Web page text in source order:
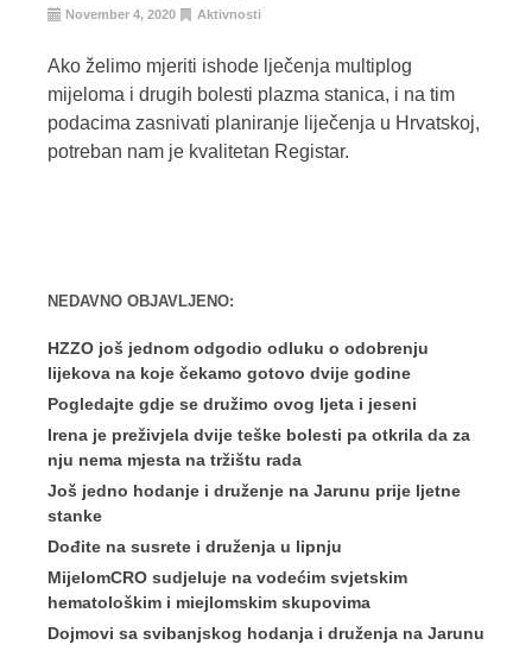
November 4, 2020 Aktivnosti
Ako želimo mjeriti ishode lječenja multiplog
mijeloma i drugih bolesti plazma stanica, i na tim
podacima zasnivati planiranje liječenja u Hrvatskoj,
potreban nam je kvalitetan Registar.
NEDAVNO OBJAVLJENO:
HZZO još jednom odgodio odluku o odobrenju
lijekova na koje čekamo gotovo dvije godine
Pogledajte gdje se družimo ovog ljeta i jeseni
Irena je preživjela dvije teške bolesti pa otkrila da za
nju nema mjesta na tržištu rada
Još jedno hodanje i druženje na Jarunu prije ljetne
stanke
Dođite na susrete i druženja u lipnju
MijelomCRO sudjeluje na vodećim svjetskim
hematološkim i miejlomskim skupovima
Dojmovi sa svibanjskog hodanja i druženja na Jarunu